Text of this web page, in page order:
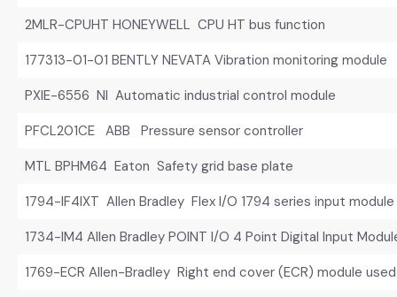
2MLR-CPUHT HONEYWELL CPU HT bus function
177313-01-01 BENTLY NEVATA Vibration monitoring module
PXIE-6556 NI Automatic industrial control module
PFCL201CE ABB Pressure sensor controller
MTL BPHM64 Eaton Safety grid base plate
1794-IF4IXT Allen Bradley Flex I/O 1794 series input module
1734-IM4 Allen Bradley POINT I/O 4 Point Digital Input
1769-ECR Allen-Bradley Right end cover (ECR) module